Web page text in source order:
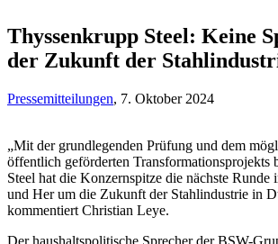
Thyssenkrupp Steel: Keine
der Zukunft der
Pressemitteilungen, 7. Oktober 2024
„Mit der grundlegenden Prüfung und dem
öffentlich geförderten Transformationsprojekts
Steel hat die Konzernspitze die nächste Runde
und Her um die Zukunft der Stahlindustrie in
kommentiert Christian Leye.
Der haushaltspolitische Sprecher der BSW-